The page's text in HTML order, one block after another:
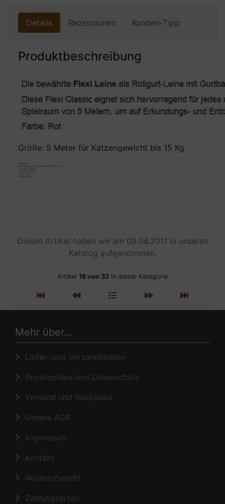
Details Rezensionen Kunden-Tipp
Produktbeschreibung
Größe: 5 Meter für Katzengewicht bis 15 Kg.
Diesen Artikel haben wir am 09.06.2011 in unseren
Katalog aufgenommen.
Artikel 18 von 32 in dieser Kategorie
Mehr über...
Liefer- und Versandkosten
Privatsphäre und Datenschutz
Versand und Rückgabe
Unsere AGB
Impressum
Kontakt
Widerrufsrecht
Zahlungsarten